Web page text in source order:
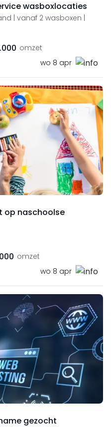
wasboxlocaties
| vanaf 2 wasboxen |
omzet
wo 8 apr
op naschoolse
omzet
wo 8 apr
gezocht